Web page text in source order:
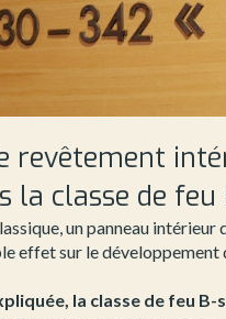
revêtement
la classe de feu
un panneau intérieur
effet sur le développement
la classe de feu B-